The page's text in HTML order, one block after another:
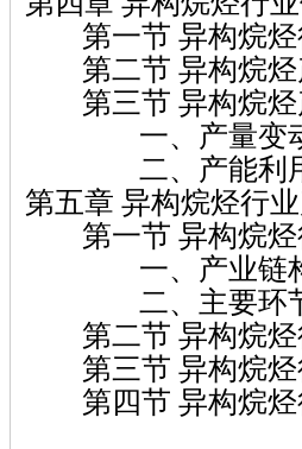
第一节 异构烷烃
第二节 异构烷烃
第三节 异构烷烃
一、产量变
二、产能利用
第五章 异构烷烃行
第一节 异构烷烃
一、产业链
二、主要环节
第二节 异构烷烃
第三节 异构烷烃
第四节 异构烷烃